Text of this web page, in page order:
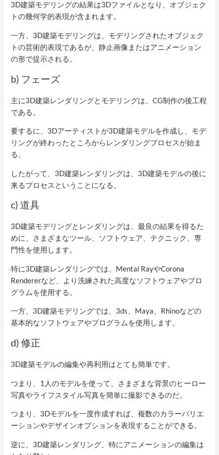
3D建築モデリングの結果は3Dファイルとなり、オブジェク
トの幾何学的表現が含まれます。
一方、3D建築モデリングは、モデリングされたオブジェク
トの芸術的表現であるが、静止画像またはアニメーション
の形で提示される。
b) フェーズ
主に3D建築レンダリングとモデリングは、CG制作の後工程
である。
要するに、3Dアーティストが3D建築モデルを作成し、モデ
リングが終わったところからレンダリングプロセスが始ま
る。
したがって、3D建築レンダリングは、3D建築モデルの後に
来るプロセスということになる。
c) 道具
3D建築モデリングとレンダリングは、最良の結果を得るた
めに、さまざまなツール、ソフトウェア、テクニック、専
門性を使用します。
特に3D建築レンダリングでは、Mental RayやCorona
Rendererなど、より洗練された高度なソフトウェアやプロ
グラムを使用する。
一方、3D建築モデリングでは、3ds、Maya、Rhinoなどの
基本的なソフトウェアやプログラムを使用します。
d) 修正
3D建築モデルの編集や再利用はとても簡単です。
つまり、1人のモデルを使って、さまざまな背景のヒーロー
写真やライフスタイル写真を簡単に撮影できるのだ。
つまり、3Dモデルを一度作成すれば、複数のカラーバリエ
ーションやデザインオプションを表現することができる。
逆に、3D建築レンダリング、特にアニメーションの編集は